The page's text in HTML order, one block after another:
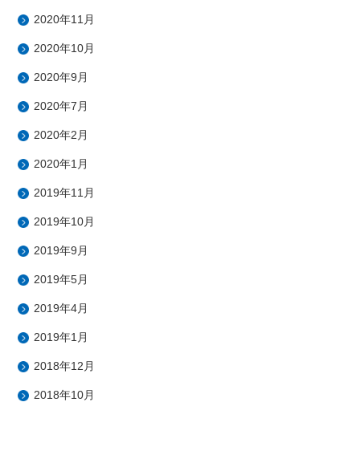
2020年11月
2020年10月
2020年9月
2020年7月
2020年2月
2020年1月
2019年11月
2019年10月
2019年9月
2019年5月
2019年4月
2019年1月
2018年12月
2018年10月